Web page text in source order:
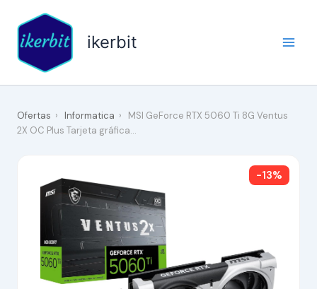
contenido
ikerbit
Ofertas › Informatica ›
MSI GeForce RTX 5060 Ti 8G Ventus
2X OC Plus Tarjeta gráfica…
-13%